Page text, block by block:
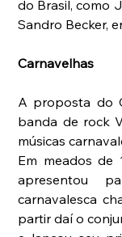
do Brasil, como
Sandro Becker,
Carnavelhas
A proposta do
banda de rock
músicas
Em meados de
apresentou
carnavalesca
partir daí o